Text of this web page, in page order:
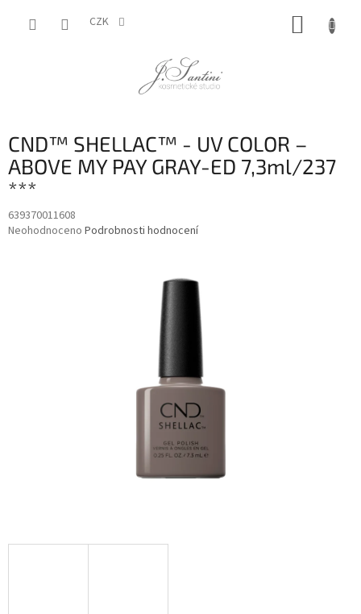
CZK
CND™ SHELLAC™ - UV COLOR –
ABOVE MY PAY GRAY-ED 7,3ml/237
***
639370011608
Průměrné
Neohodnoceno Podrobnosti hodnocení